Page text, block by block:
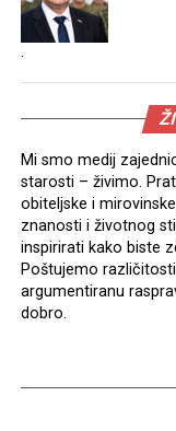
.
Mi smo medij
starosti – živimo.
obiteljske i
znanosti i životnog
inspirirati kako biste
Poštujemo
argumentiranu
dobro.